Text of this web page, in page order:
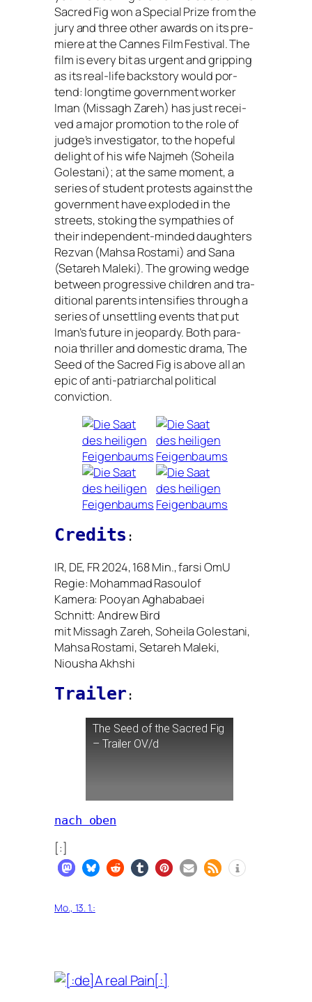
Sacred Fig won a Special Prize from the
jury and three other awards on its pre­
mie­re at the Cannes Film Festival. The
film is every bit as urgent and grip­ping
as its real-life back­story would por­
tend: long­time govern­ment worker
Iman (Missagh Zareh) has just recei­
ved a major pro­mo­ti­on to the role of
judge’s inves­ti­ga­tor, to the hop­eful
delight of his wife Najmeh (Soheila
Golestani); at the same moment, a
series of stu­dent pro­tests against the
govern­ment have explo­ded in the
streets, sto­king the sym­pa­thies of
their inde­pen­dent-min­ded daugh­ters
Rezvan (Mahsa Rostami) and Sana
(Setareh Maleki). The gro­wing wedge
bet­ween pro­gres­si­ve child­ren and tra­
di­tio­nal par­ents inten­si­fies through a
series of unsett­ling events that put
Iman’s future in jeo­par­dy. Both para­
noia thril­ler and dome­stic dra­ma, The
Seed of the Sacred Fig is abo­ve all an
epic of anti-patri­ar­chal poli­ti­cal
conviction.
Credits :
IR, DE, FR2024, 168 Min., far­si OmU
Regie: Mohammad Rasoulof
Kamera: Pooyan Aghababaei
Schnitt: Andrew Bird
mit Missagh Zareh, Soheila Golestani,
Mahsa Rostami, Setareh Maleki,
Niousha Akhshi
Trailer :
The Seed of the Sacred Fig
– Trailer OV/d
nach oben
[:]
Mo., 13. 1.: